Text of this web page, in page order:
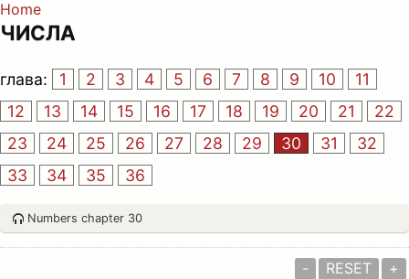
Home
ЧИСЛА
глава: 1 2 3 4 5 6 7 8 9 10
11
12
13 14 15 16 17 18 19 20 21
22
23
24 25 26 27 28 29 30 31
32
33
34 35 36
Numbers chapter 30
- RESET +